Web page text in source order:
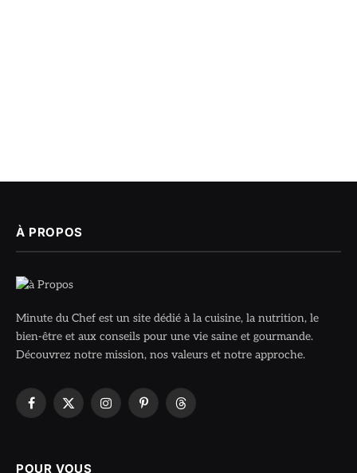
À PROPOS
Minute du Chef est un site dédié à la cuisine, la nutrition, le
bien-être et aux conseils pour une vie saine et gourmande.
Découvrez notre mission, nos valeurs et notre approche.
Facebook
X
InstagramPinterestThreads
POUR VOUS